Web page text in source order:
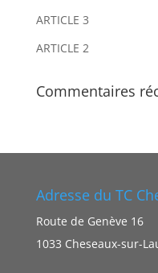
ARTICLE 3
ARTICLE 2
Commentaires
Adresse du TC
Route de Genève 16
1033 Cheseaux-sur-